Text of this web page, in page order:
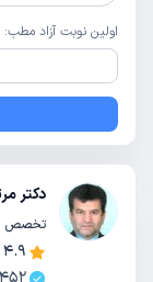
اولین نوبت آزاد مطب:
دکتر
تخصص
4.9